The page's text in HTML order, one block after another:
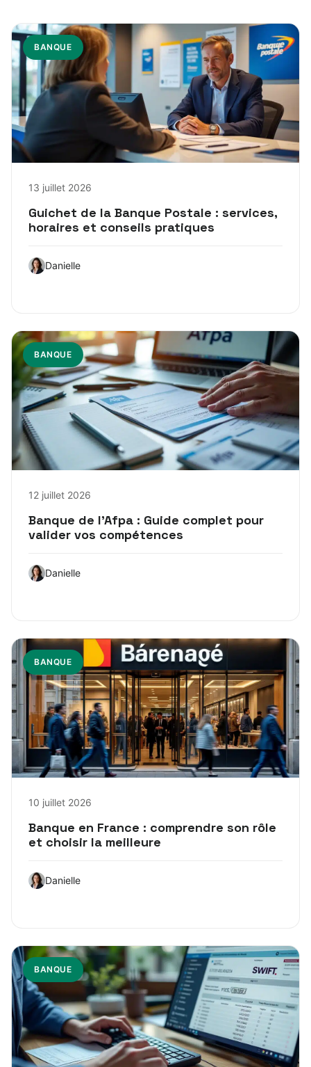
BANQUE
13 juillet 2026
Guichet de la Banque Postale : services,
horaires et conseils pratiques
Danielle
BANQUE
12 juillet 2026
Banque de l’Afpa : Guide complet pour
valider vos compétences
Danielle
BANQUE
10 juillet 2026
Banque en France : comprendre son rôle
et choisir la meilleure
Danielle
BANQUE